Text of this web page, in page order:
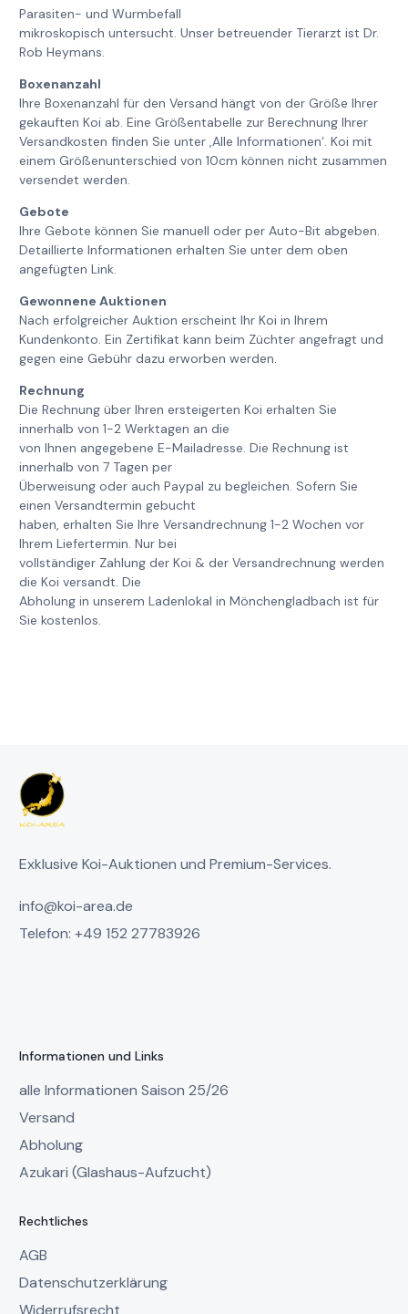
Parasiten- und Wurmbefall
mikroskopisch untersucht. Unser betreuender Tierarzt ist Dr.
Rob Heymans.
Boxenanzahl
Ihre Boxenanzahl für den Versand hängt von der Größe Ihrer
gekauften Koi ab. Eine Größentabelle zur Berechnung Ihrer
Versandkosten finden Sie unter ‚Alle Informationen‘. Koi mit
einem Größenunterschied von 10cm können nicht zusammen
versendet werden.
Gebote
Ihre Gebote können Sie manuell oder per Auto-Bit abgeben.
Detaillierte Informationen erhalten Sie unter dem oben
angefügten Link.
Gewonnene Auktionen
Nach erfolgreicher Auktion erscheint Ihr Koi in Ihrem
Kundenkonto. Ein Zertifikat kann beim Züchter angefragt und
gegen eine Gebühr dazu erworben werden.
Rechnung
Die Rechnung über Ihren ersteigerten Koi erhalten Sie
innerhalb von 1-2 Werktagen an die
von Ihnen angegebene E-Mailadresse. Die Rechnung ist
innerhalb von 7 Tagen per
Überweisung oder auch Paypal zu begleichen. Sofern Sie
einen Versandtermin gebucht
haben, erhalten Sie Ihre Versandrechnung 1-2 Wochen vor
Ihrem Liefertermin. Nur bei
vollständiger Zahlung der Koi & der Versandrechnung werden
die Koi versandt. Die
Abholung in unserem Ladenlokal in Mönchengladbach ist für
Sie kostenlos.
Exklusive Koi-Auktionen und Premium-Services.
info@koi-area.de
Telefon: +49 152 27783926
Informationen und Links
alle Informationen Saison 25/26
Versand
Abholung
Azukari (Glashaus-Aufzucht)
Rechtliches
AGB
Datenschutzerklärung